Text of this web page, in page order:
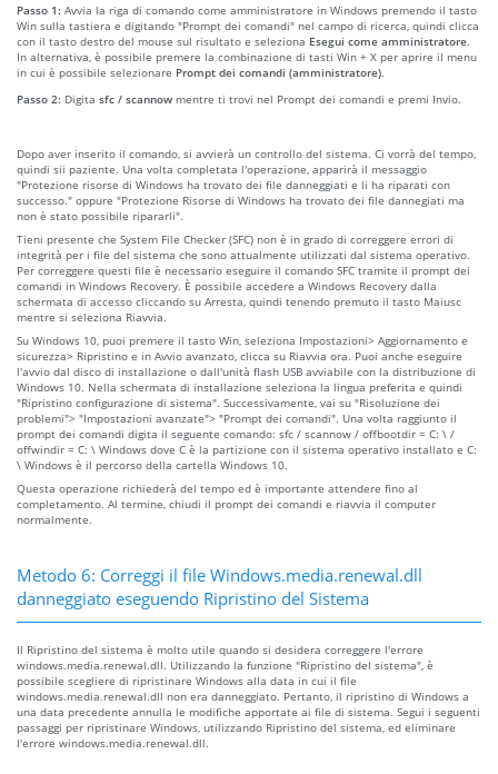
Passo 1: Avvia la riga di comando come amministratore in Windows premendo il tasto
Win sulla tastiera e digitando "Prompt dei comandi" nel campo di ricerca, quindi clicca
con il tasto destro del mouse sul risultato e seleziona Esegui come amministratore.
In alternativa, è possibile premere la combinazione di tasti Win + X per aprire il menu
in cui è possibile selezionare Prompt dei comandi (amministratore).
Passo 2: Digita sfc / scannow mentre ti trovi nel Prompt dei comandi e premi Invio.
Dopo aver inserito il comando, si avvierà un controllo del sistema. Ci vorrà del tempo,
quindi sii paziente. Una volta completata l'operazione, apparirà il messaggio
"Protezione risorse di Windows ha trovato dei file danneggiati e li ha riparati con
successo." oppure "Protezione Risorse di Windows ha trovato dei file dannegiati ma
non è stato possibile ripararli".
Tieni presente che System File Checker (SFC) non è in grado di correggere errori di
integrità per i file del sistema che sono attualmente utilizzati dal sistema operativo.
Per correggere questi file è necessario eseguire il comando SFC tramite il prompt dei
comandi in Windows Recovery. È possibile accedere a Windows Recovery dalla
schermata di accesso cliccando su Arresta, quindi tenendo premuto il tasto Maiusc
mentre si seleziona Riavvia.
Su Windows 10, puoi premere il tasto Win, seleziona Impostazioni> Aggiornamento e
sicurezza> Ripristino e in Avvio avanzato, clicca su Riavvia ora. Puoi anche eseguire
l'avvio dal disco di installazione o dall'unità flash USB avviabile con la distribuzione di
Windows 10. Nella schermata di installazione seleziona la lingua preferita e quindi
"Ripristino configurazione di sistema". Successivamente, vai su "Risoluzione dei
problemi"> "Impostazioni avanzate"> "Prompt dei comandi". Una volta raggiunto il
prompt dei comandi digita il seguente comando: sfc / scannow / offbootdir = C: \ /
offwindir = C: \ Windows dove C è la partizione con il sistema operativo installato e C:
\ Windows è il percorso della cartella Windows 10.
Questa operazione richiederà del tempo ed è importante attendere fino al
completamento. Al termine, chiudi il prompt dei comandi e riavvia il computer
normalmente.
Metodo 6: Correggi il file Windows.media.renewal.dll
danneggiato eseguendo Ripristino del Sistema
Il Ripristino del sistema è molto utile quando si desidera correggere l'errore
windows.media.renewal.dll. Utilizzando la funzione "Ripristino del sistema", è
possibile scegliere di ripristinare Windows alla data in cui il file
windows.media.renewal.dll non era danneggiato. Pertanto, il ripristino di Windows a
una data precedente annulla le modifiche apportate ai file di sistema. Segui i seguenti
passaggi per ripristinare Windows, utilizzando Ripristino del sistema, ed eliminare
l'errore windows.media.renewal.dll.